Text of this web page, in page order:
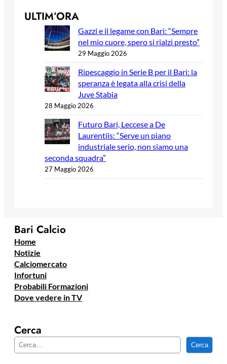
ULTIM’ORA
Gazzi e il legame con Bari: “Sempre
nel mio cuore, spero si rialzi presto”
29 Maggio 2026
Ripescaggio in Serie B per il Bari: la
speranza è legata alla crisi della
Juve Stabia
28 Maggio 2026
Futuro Bari, Leccese a De
Laurentiis: “Serve un piano
industriale serio, non siamo una
seconda squadra”
27 Maggio 2026
Bari Calcio
Home
Notizie
Calciomercato
Infortuni
Probabili Formazioni
Dove vedere in TV
Cerca
e
Cerca